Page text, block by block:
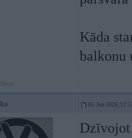
Kāda
balkonu
05. Jun 2026,
Dzīvojot